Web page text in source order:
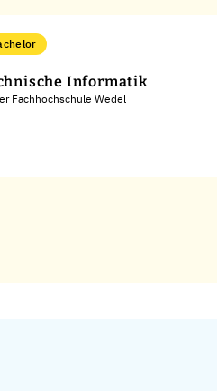
Informatik
Fachhochschule Wedel